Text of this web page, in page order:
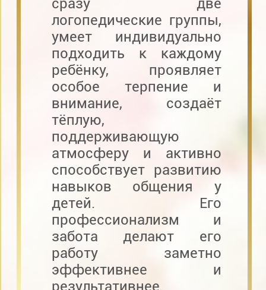
сразу две
логопедические группы,
умеет индивидуально
подходить к каждому
ребёнку, проявляет
особое терпение и
внимание, создаёт
тёплую,
поддерживающую
атмосферу и активно
способствует развитию
навыков общения у
детей. Его
профессионализм и
забота делают его
работу заметно
эффективнее и
результативнее.